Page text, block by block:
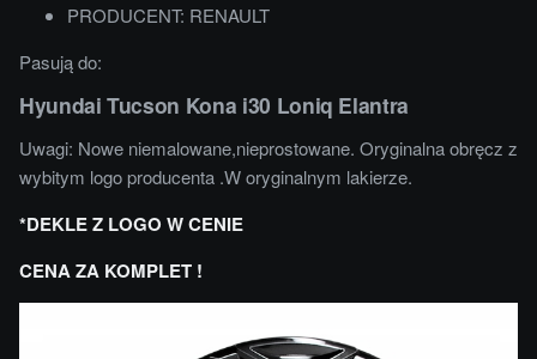
PRODUCENT: RENAULT
Pasują do:
Hyundai Tucson Kona i30 Loniq Elantra
Uwagi: Nowe niemalowane,nieprostowane. Oryginalna obręcz z
wybitym logo producenta .W oryginalnym lakierze.
*DEKLE Z LOGO W CENIE
CENA ZA KOMPLET !